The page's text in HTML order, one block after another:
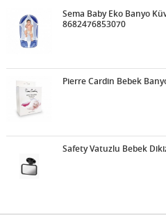
Sema Baby Eko Banyo
8682476853070
Pierre Cardin
Safety Vatuzlu Bebek